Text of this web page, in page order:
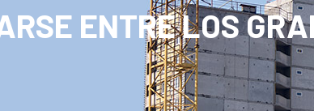
ENTRE LOS